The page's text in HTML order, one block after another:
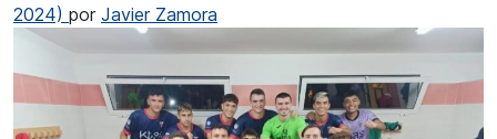
2024) por Javier Zamora